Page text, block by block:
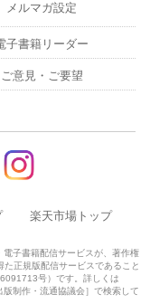
メルマガ設定
子書籍リーダー
ご意見・ご要望
楽天市場トップ
子書籍配信サービスが、著作権
正規版配信サービスであること
号）です。詳しくは
版制作・流通協議会］で検索して